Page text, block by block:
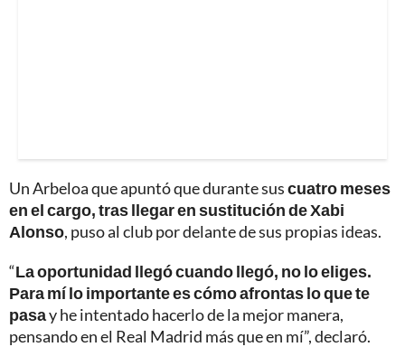
Un Arbeloa que apuntó que durante suscuatro meses
en el cargo, tras llegar en sustitución de Xabi
Alonso, puso al club por delante de sus propias ideas.
“La oportunidad llegó cuando llegó, no lo eliges.
Para mí lo importante es cómo afrontas lo que te
pasay he intentado hacerlo de la mejor manera,
pensando en el Real Madrid más que en mí”, declaró.